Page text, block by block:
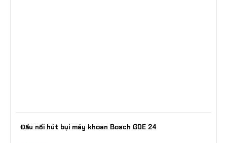
Đầu nối hút bụi máy khoan Bosch GDE 24